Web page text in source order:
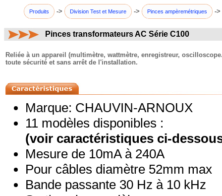
Produits -> Division Test et Mesure -> Pinces ampèremétriques ->
Pinces transformateurs AC Série C100
Reliée à un appareil (multimètre, wattmètre, enregistreur,
toute sécurité et sans arrêt de l'installation.
Marque: CHAUVIN-ARNOUX
11 modèles disponibles :
(voir caractéristiques ci-
Mesure de 10mA à 240A
Pour câbles diamètre 52mm max
Bande passante 30 Hz à 10 kHz